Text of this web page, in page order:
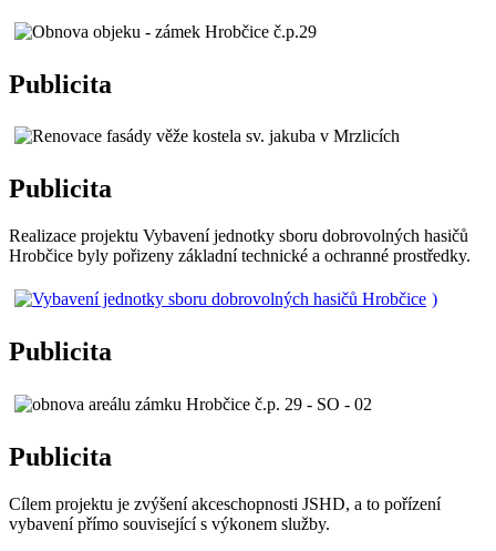
Publicita
Publicita
Realizace projektu Vybavení jednotky sboru dobrovolných hasičů
Hrobčice byly pořizeny základní technické a ochranné prostředky.
)
Publicita
Publicita
Cílem projektu je zvýšení akceschopnosti JSHD, a to pořízení
vybavení přímo související s výkonem služby.